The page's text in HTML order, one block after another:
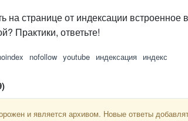
на странице от индексации
Практики, ответьте!
nofollow youtube индексация индекс
и является архивом. Новые ответы